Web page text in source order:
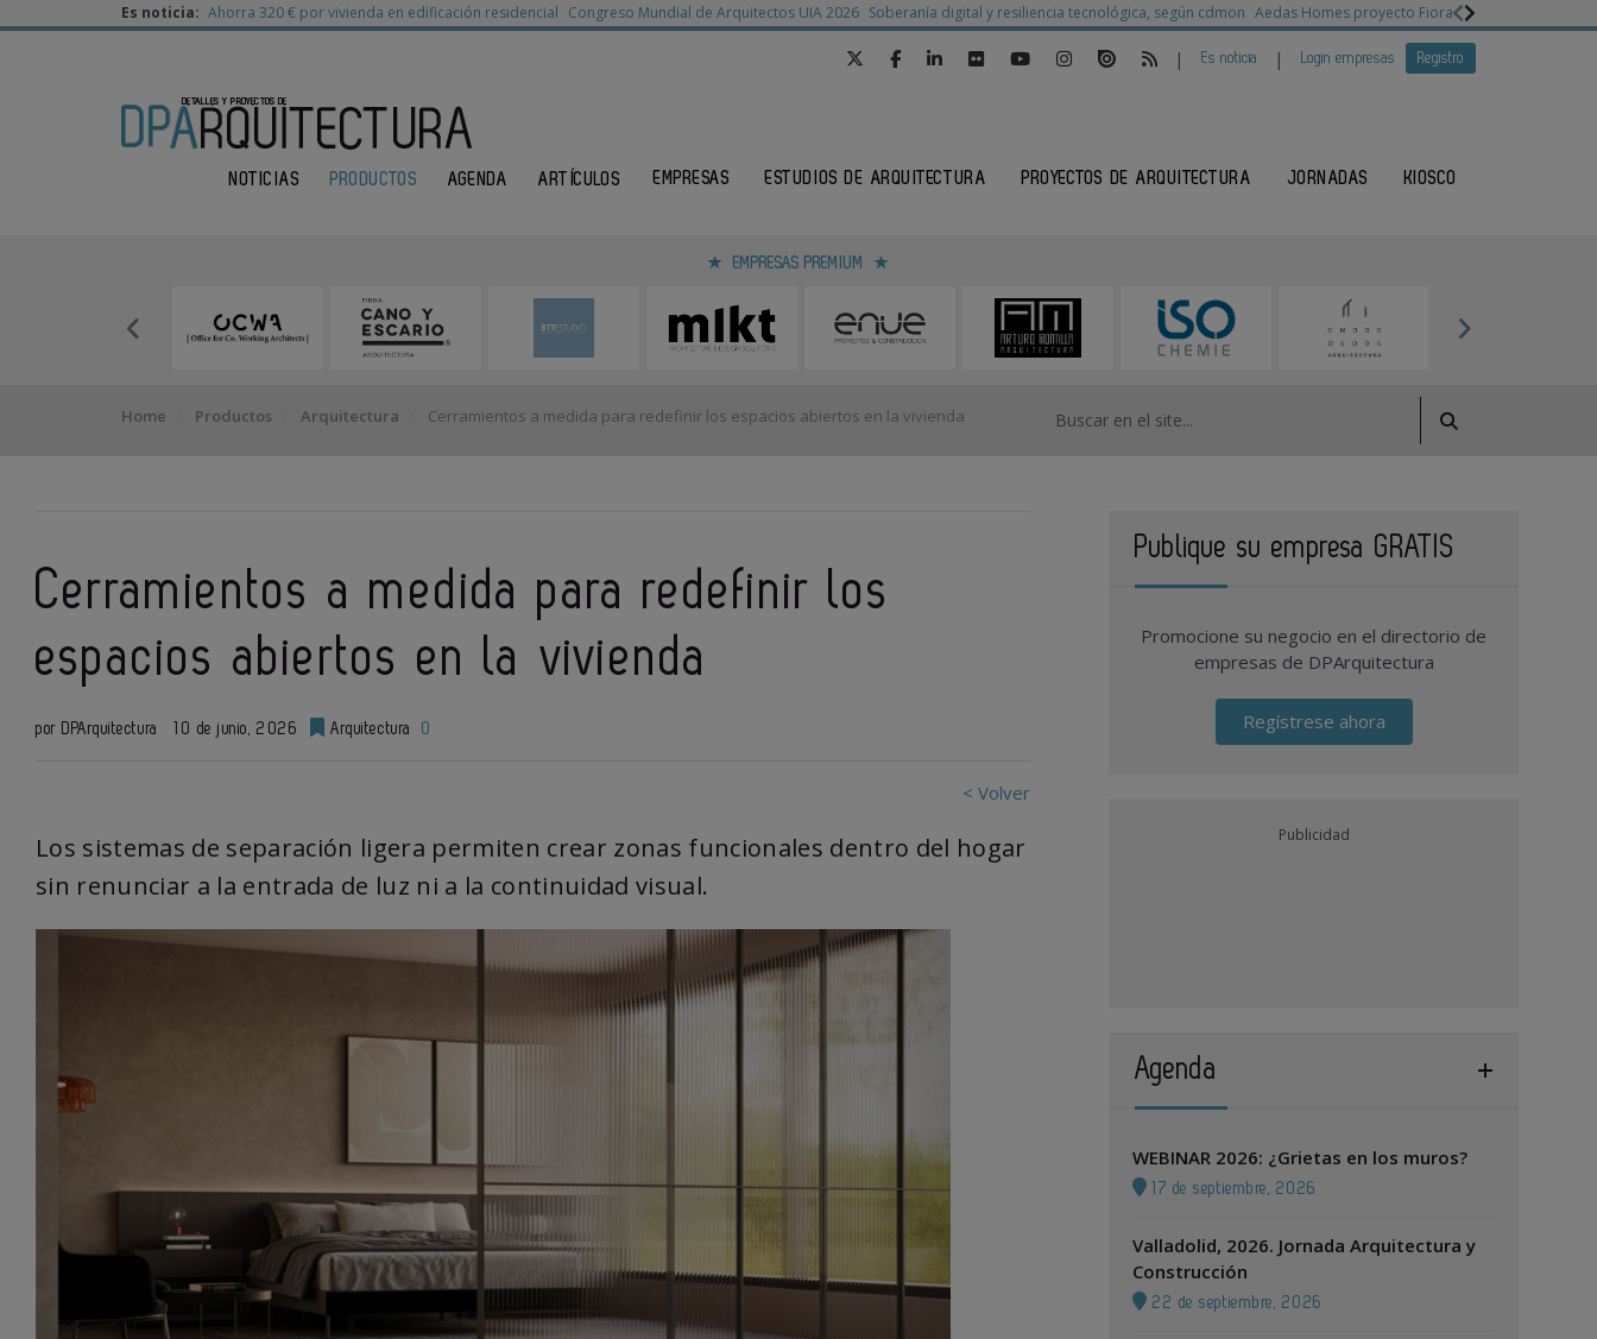
Es noticia: Ahorra 320 € por vivienda en edificación residencial Congreso Mundial de Arquitectos UIA 2026 Soberanía digital y resiliencia tecnológica, según cdmon Aedas Homes proyecto Fiora Ganadores
| Es noticia | Login empresas Registro
NOTICIAS PRODUCTOS AGENDA ARTÍCULOS EMPRESAS ESTUDIOS DE ARQUITECTURA PROYECTOS DE ARQUITECTURA JORNADAS KIOSCO
EMPRESAS PREMIUM
Home Productos Arquitectura Cerramientos a medida para redefinir los espacios abiertos en la vivienda
Cerramientos a medida para redefinir los
espacios abiertos en la vivienda
por DPArquitectura 10 de junio, 2026 Arquitectura 0
< Volver
Los sistemas de separación ligera permiten crear zonas funcionales dentro del hogar
sin renunciar a la entrada de luz ni a la continuidad visual.
Publique su empresa GRATIS
Promocione su negocio en el directorio de
empresas de DPArquitectura
Regístrese ahora
Publicidad
Agenda
WEBINAR 2026: ¿Grietas en los muros?
17 de septiembre, 2026
Valladolid, 2026. Jornada Arquitectura y
Construcción
22 de septiembre, 2026